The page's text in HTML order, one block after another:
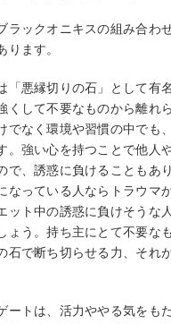
ラックオニキスの組み合わ
ります。
「悪縁切りの石」として有
くして不要なものから離れ
でなく環境や習慣の中でも
。強い心を持つことで他人
で、誘惑に負けることもあ
なっている人ならトラウマ
ット中の誘惑に負けそうな
ょう。持ち主にとて不要な
石で断ち切らせる力、それ
ートは、活力ややる気をも